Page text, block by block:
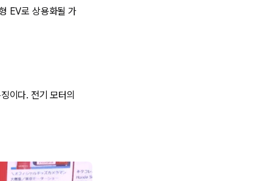
EV로 상용화될 가
이다. 전기 모터의